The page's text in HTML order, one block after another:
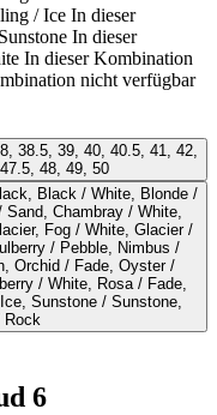
/ Ice In dieser
In dieser
In dieser Kombination
nicht verfügbar
48, 49, 50
Chambray / White,
Fog / White, Glacier /
/ Pebble, Nimbus /
Orchid / Fade, Oyster /
/ White, Rosa / Fade,
Sunstone / Sunstone,
Rock
6